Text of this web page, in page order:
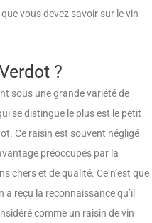
vous devez savoir sur le vin
?
sous une grande variété de
se distingue le plus est le petit
Ce raisin est souvent négligé
préoccupés par la
chers et de qualité. Ce n’est que
reçu la reconnaissance qu’il
comme un raisin de vin